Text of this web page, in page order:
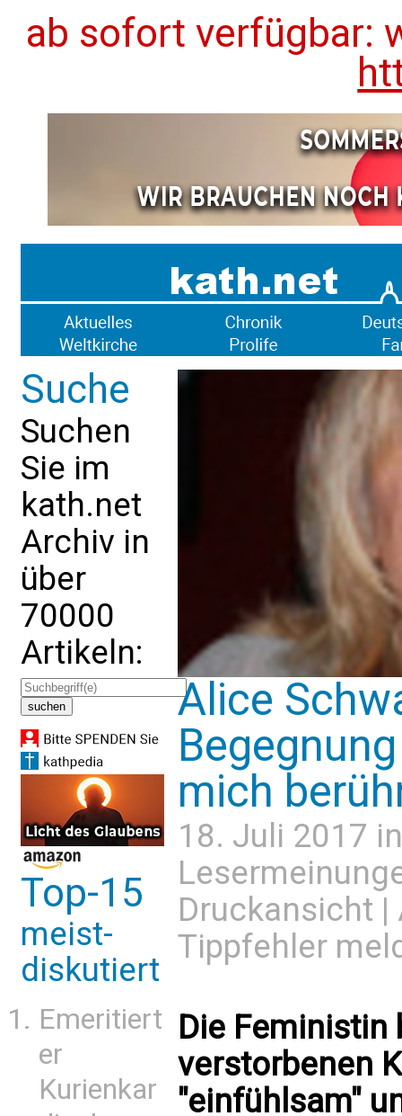
ab sofort verfügbar:
Suche
Suchen
Sie im
kath.net
Archiv in
über
70000
Artikeln:
Top-15
meist-
diskutiert
Emeritiert
er
Kurienkar
Alice
mich
18. Juli 2017
Druckansicht |
Tippfehler
Die Feministin
verstorbenen
"einfühlsam"